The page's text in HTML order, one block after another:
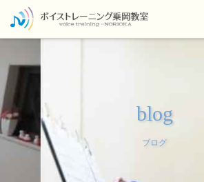
blog
ブログ